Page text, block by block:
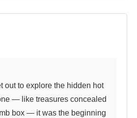
— like treasures concealed
box — it was the beginning